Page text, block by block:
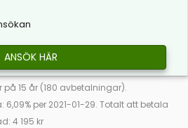
ANSÖK HÄR
på 15 år (180 avbetalningar).
6,09% per 2021-01-29. Totalt att betala
4 195 kr